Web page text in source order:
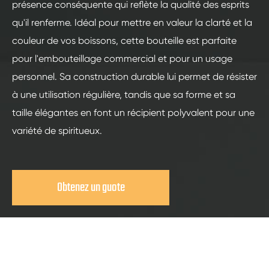
présence conséquente qui reflète la qualité des esprits
qu'il renferme. Idéal pour mettre en valeur la clarté et la
couleur de vos boissons, cette bouteille est parfaite
pour l'embouteillage commercial et pour un usage
personnel. Sa construction durable lui permet de résister
à une utilisation régulière, tandis que sa forme et sa
taille élégantes en font un récipient polyvalent pour une
variété de spiritueux.
Obtenez un guote